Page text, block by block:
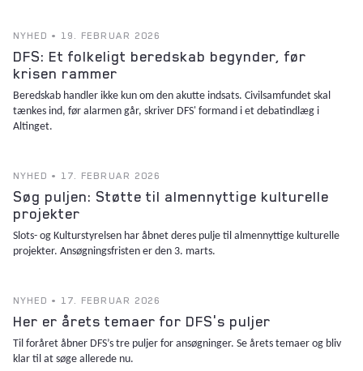
NYHED • 19. FEBRUAR 2026
DFS: Et folkeligt beredskab begynder, før
krisen rammer
Beredskab handler ikke kun om den akutte indsats. Civilsamfundet skal
tænkes ind, før alarmen går, skriver DFS' formand i et debatindlæg i
Altinget.
NYHED • 17. FEBRUAR 2026
Søg puljen: Støtte til almennyttige kulturelle
projekter
Slots- og Kulturstyrelsen har åbnet deres pulje til almennyttige kulturelle
projekter. Ansøgningsfristen er den 3. marts.
NYHED • 17. FEBRUAR 2026
Her er årets temaer for DFS's puljer
Til foråret åbner DFS’s tre puljer for ansøgninger. Se årets temaer og bliv
klar til at søge allerede nu.